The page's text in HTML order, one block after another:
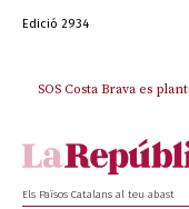
Edició 2934
SOS Costa Brava es
Els Països Catalans al teu abast